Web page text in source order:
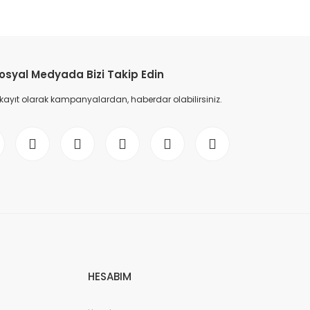
Medyada Bizi Takip Edin
olarak kampanyalardan, haberdar olabilirsiniz.
HESABIM